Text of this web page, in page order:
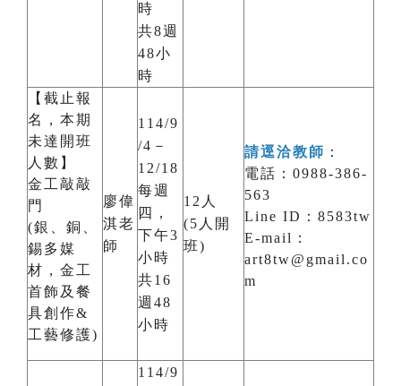
時
共8週
48小
時
【截止報
名，本期
未達開班
人數】
金工敲敲
門
(銀、銅、
錫多媒
材，金工
首飾及餐
具創作&
工藝修護)
廖偉
淇老
師
114/9
/4－
12/18
每週
四，
下午3
小時
共16
週48
小時
12人
(5人開
班)
請逕洽教師 ：
電話：0988-386-
563
Line ID：8583tw
E-mail：
art8tw@gmail.co
m
114/9